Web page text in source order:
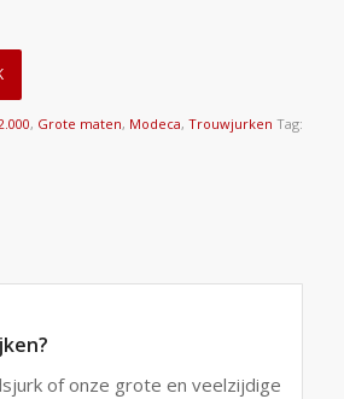
, Grote maten, Modeca, Trouwjurken Tag:
of onze grote en veelzijdige